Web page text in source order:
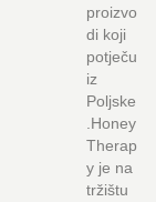
proizvo
di koji
potječu
iz
Poljske
.Honey
Therap
y je na
tržištu